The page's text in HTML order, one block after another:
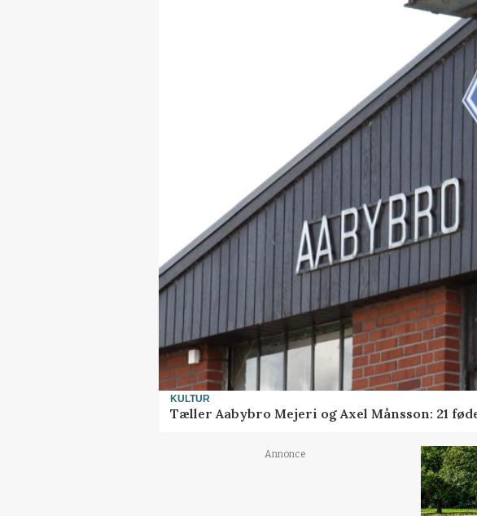
KULTUR
Tæller Aabybro Mejeri og Axel Månsson: 21
Annonce